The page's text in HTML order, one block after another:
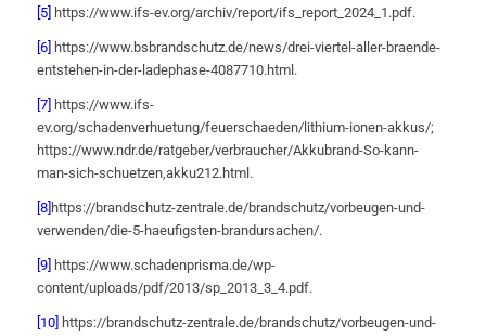
[5] https://www.ifs-ev.org/archiv/report/ifs_report_2024_1.pdf.
[6] https://www.bsbrandschutz.de/news/drei-viertel-aller-braende-
entstehen-in-der-ladephase-4087710.html.
[7] https://www.ifs-
ev.org/schadenverhuetung/feuerschaeden/lithium-ionen-akkus/;
https://www.ndr.de/ratgeber/verbraucher/Akkubrand-So-kann-
man-sich-schuetzen,akku212.html.
[8] https://brandschutz-zentrale.de/brandschutz/vorbeugen-und-
verwenden/die-5-haeufigsten-brandursachen/.
[9] https://www.schadenprisma.de/wp-
content/uploads/pdf/2013/sp_2013_3_4.pdf.
[10] https://brandschutz-zentrale.de/brandschutz/vorbeugen-und-